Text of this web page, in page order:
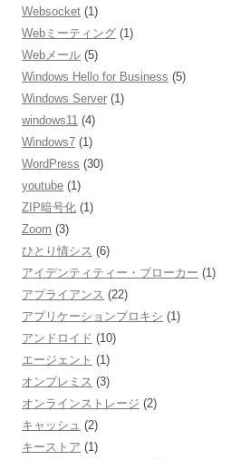
Websocket (1)
Webミーティング (1)
Webメール (5)
Windows Hello for Business (5)
Windows Server (1)
windows11 (4)
Windows7 (1)
WordPress (30)
youtube (1)
ZIP暗号化 (1)
Zoom (3)
ひとり情シス (6)
アイデンティティー・ブローカー (1)
アプライアンス (22)
アプリケーションプロキシ (1)
アンドロイド (10)
エージェント (1)
オンプレミス (3)
オンラインストレージ (2)
キャッシュ (2)
キーストア (1)